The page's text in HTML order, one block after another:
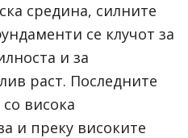
средина, силните
се клучот за
и за
раст. Последните
висока
и преку високите